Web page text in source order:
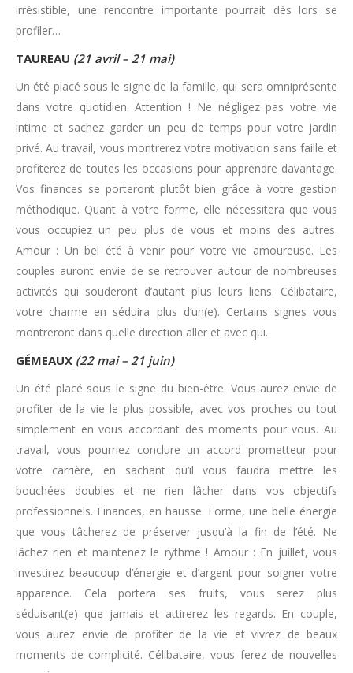
irrésistible, une rencontre importante pourrait dès lors se
profiler…
TAUREAU (21 avril – 21 mai)
Un été placé sous le signe de la famille, qui sera omniprésente
dans votre quotidien. Attention ! Ne négligez pas votre vie
intime et sachez garder un peu de temps pour votre jardin
privé. Au travail, vous montrerez votre motivation sans faille et
profiterez de toutes les occasions pour apprendre davantage.
Vos finances se porteront plutôt bien grâce à votre gestion
méthodique. Quant à votre forme, elle nécessitera que vous
vous occupiez un peu plus de vous et moins des autres.
Amour : Un bel été à venir pour votre vie amoureuse. Les
couples auront envie de se retrouver autour de nombreuses
activités qui souderont d’autant plus leurs liens. Célibataire,
votre charme en séduira plus d’un(e). Certains signes vous
montreront dans quelle direction aller et avec qui.
GÉMEAUX (22 mai – 21 juin)
Un été placé sous le signe du bien-être. Vous aurez envie de
profiter de la vie le plus possible, avec vos proches ou tout
simplement en vous accordant des moments pour vous. Au
travail, vous pourriez conclure un accord prometteur pour
votre carrière, en sachant qu’il vous faudra mettre les
bouchées doubles et ne rien lâcher dans vos objectifs
professionnels. Finances, en hausse. Forme, une belle énergie
que vous tâcherez de préserver jusqu’à la fin de l’été. Ne
lâchez rien et maintenez le rythme ! Amour : En juillet, vous
investirez beaucoup d’énergie et d’argent pour soigner votre
apparence. Cela portera ses fruits, vous serez plus
séduisant(e) que jamais et attirerez les regards. En couple,
vous aurez envie de profiter de la vie et vivrez de beaux
moments de complicité. Célibataire, vous ferez de nouvelles